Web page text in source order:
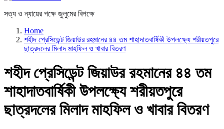
সত্য ও ন্যায়ের পক্ষে জুলুমের বিপক্ষে
Home
শহীদ প্রেসিডেন্ট জিয়াউর রহমানের ৪৪ তম শাহাদাতবার্ষিকী উপলক্ষ্যে শরীয়তপুরে
ছাত্রদলের মিলাদ মাহফিল ও খাবার বিতরণ
শহীদ প্রেসিডেন্ট জিয়াউর রহমানের ৪৪ তম
শাহাদাতবার্ষিকী উপলক্ষ্যে শরীয়তপুরে
ছাত্রদলের মিলাদ মাহফিল ও খাবার বিতরণ